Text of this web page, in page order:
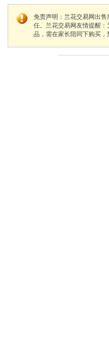
免责声明：兰花交易网出
任。兰花交易网友情提醒
品，需在家长陪同下购买